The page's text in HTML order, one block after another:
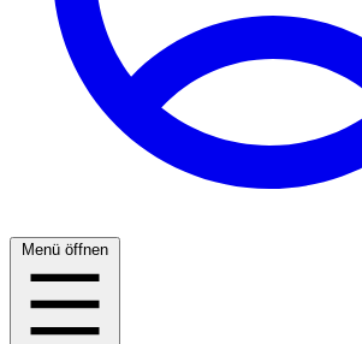
Menü öffnen